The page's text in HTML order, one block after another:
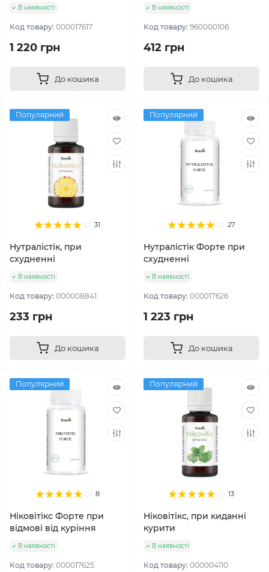
В наявності
Код товару: 000017617
1 220 грн
До кошика
В наявності
Код товару: 960000106
412 грн
До кошика
Популярний
31
Нутралістік, при
схудненні
В наявності
Код товару: 000008841
233 грн
До кошика
Популярний
27
Нутралістік Форте при
схудненні
В наявності
Код товару: 000017626
1 223 грн
До кошика
Популярний
8
Ніковітікс Форте при
відмові від куріння
В наявності
Код товару: 000017625
Популярний
13
Ніковітікс, при киданні
курити
В наявності
Код товару: 000004110